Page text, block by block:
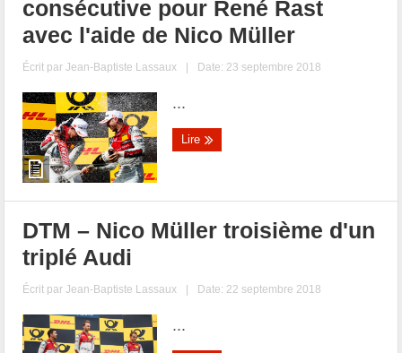
consécutive pour René Rast
avec l'aide de Nico Müller
Écrit parJean-Baptiste Lassaux | Date: 23 septembre 2018
...
Lire
DTM – Nico Müller troisième d'un
triplé Audi
Écrit parJean-Baptiste Lassaux | Date: 22 septembre 2018
...